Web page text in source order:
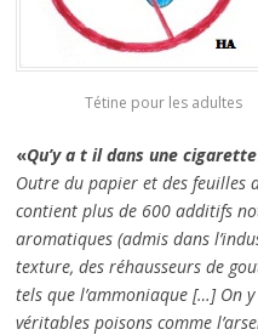
Tétine pour les adultes
«Qu’y a t il dans une
Outre du papier et des feuilles
contient plus de 600 additifs
aromatiques (admis dans
texture, des réhausseurs de
tels que l’ammoniaque […] On
véritables poisons comme